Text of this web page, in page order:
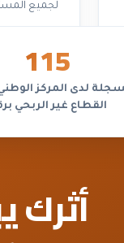
لجميع المستفيدين
115
لدى المركز
القطاع غير الربحي
أثرك